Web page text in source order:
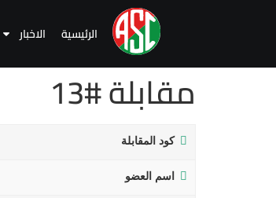
الرئيسية الاخبار
مقابلة #13
كود المقابلة
اسم العضو